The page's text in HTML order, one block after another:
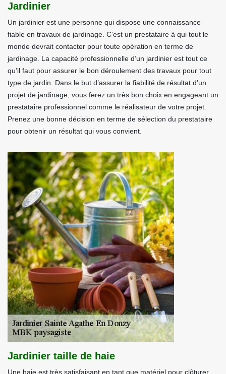
Jardinier
Un jardinier est une personne qui dispose une connaissance
fiable en travaux de jardinage. C’est un prestataire à qui tout le
monde devrait contacter pour toute opération en terme de
jardinage. La capacité professionnelle d’un jardinier est tout ce
qu’il faut pour assurer le bon déroulement des travaux pour tout
type de jardin. Dans le but d’assurer la fiabilité de résultat d’un
projet de jardinage, vous ferez un très bon choix en engageant un
prestataire professionnel comme le réalisateur de votre projet.
Prenez une bonne décision en terme de sélection du prestataire
pour obtenir un résultat qui vous convient.
Jardinier taille de haie
Une haie est très satisfaisant en tant que matériel pour clôturer